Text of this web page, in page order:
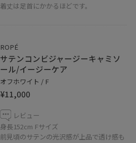
着丈は足首にかかるほどです。
ROPÉ
サテンコンビジャージーキャミソ
ール/イージーケア
オフホワイト / F
¥11,000
レビュー
身長152cm Fサイズ
前見頃のサテンの光沢感が上品で透け感も